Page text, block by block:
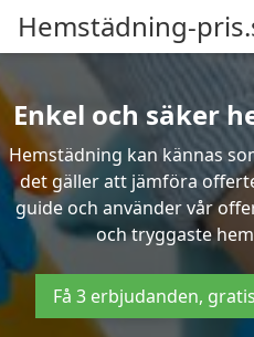
Hemstädning-
Enkel och säker
Hemstädning kan kännas
det gäller att jämföra
guide och använder vår
och tryggaste
Få 3 erbjudanden,